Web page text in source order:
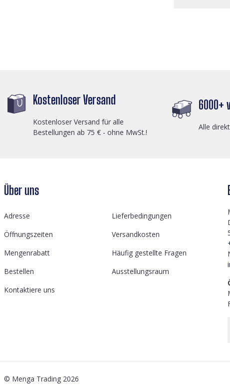
Kostenloser Versand
Kostenloser Versand für alle
Bestellungen ab 75 € - ohne MwSt.!
6000+
Alle
Über uns
Adresse
Lieferbedingungen
Öffnungszeiten
Versandkosten
Mengenrabatt
Häufig gestellte Fragen
Bestellen
Ausstellungsraum
Kontaktiere uns
© Menga Trading 2026